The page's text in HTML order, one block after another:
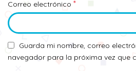
Correo electrónico *
Guarda mi nombre, correo
navegador para la próxima vez que